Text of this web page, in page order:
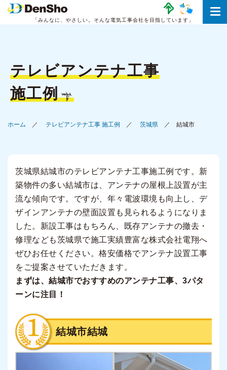
「みんなに、やさしい。 そんな電気工事会社を目指しています」
テレビアンテナ工事
施工例
ホーム テレビアンテナ工事 施工例 茨城県 結城市
茨城県結城市のテレビアンテナ工事施工例です。新
築物件の多い結城市は、アンテナの屋根上設置が主
流な傾向です。ですが、年々電波環境も向上し、デ
ザインアンテナの壁面設置も見られるようになりま
した。新設工事はもちろん、既存アンテナの撤去・
修理なども茨城県で施工実績豊富な株式会社電翔へ
ぜひお任せください。格安価格でアンテナ設置工事
をご提案させていただきます。
まずは、結城市でおすすめのアンテナ工事、3パタ
ーンに注目！
結城市結城